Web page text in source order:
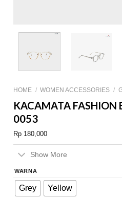
HOME / WOMEN ACCESSORIES /
KACAMATA FASHION
0053
Rp 180,000
Show More
WARNA
Grey Yellow